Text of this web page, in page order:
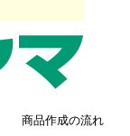
商品作成の流れ